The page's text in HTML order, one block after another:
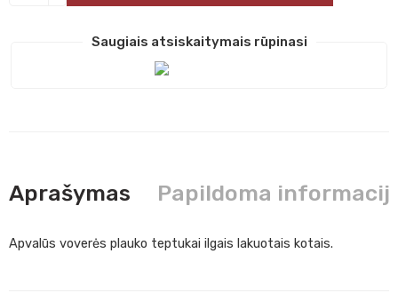
Saugiais atsiskaitymais rūpinasi
Aprašymas Papildoma
Apvalūs voverės plauko teptukai ilgais lakuotais kotais.